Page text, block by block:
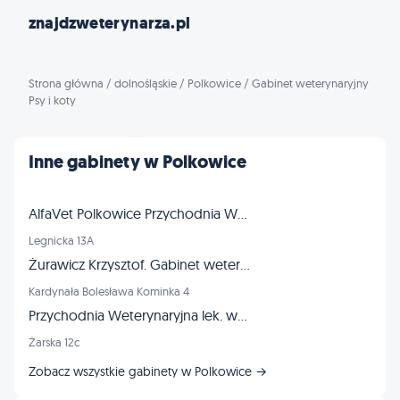
znajdzweterynarza.pl
Strona główna / dolnośląskie / Polkowice / Gabinet weterynaryjny
Psy i koty
Inne gabinety w Polkowice
AlfaVet Polkowice Przychodnia Weterynaryjna
Legnicka 13A
Żurawicz Krzysztof. Gabinet weterynaryjny
Kardynała Bolesława Kominka 4
Przychodnia Weterynaryjna lek. wet. Edyta Bieńko
Żarska 12c
Zobacz wszystkie gabinety w Polkowice →